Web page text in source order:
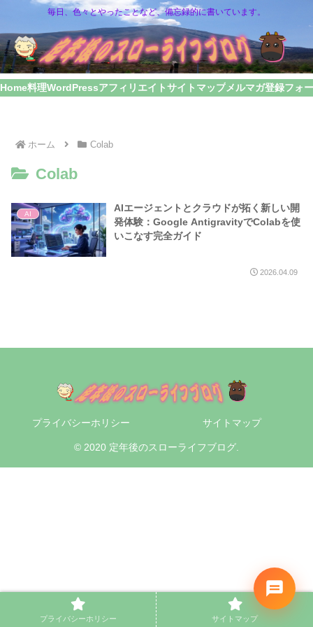
毎日、色々とやったことなど、備忘録的に書いています。
Home料理WordPressアフィリエイトサイトマップメルマガ登録フォ
ホーム Colab
Colab
AI
AIエージェントとクラウドが拓く新しい開
発体験：Google AntigravityでColabを使
いこなす完全ガイド
2026.04.09
プライバシーホリシー サイトマップ
© 2020 定年後のスローライフブログ.
プライバシーホリシー サイトマップ